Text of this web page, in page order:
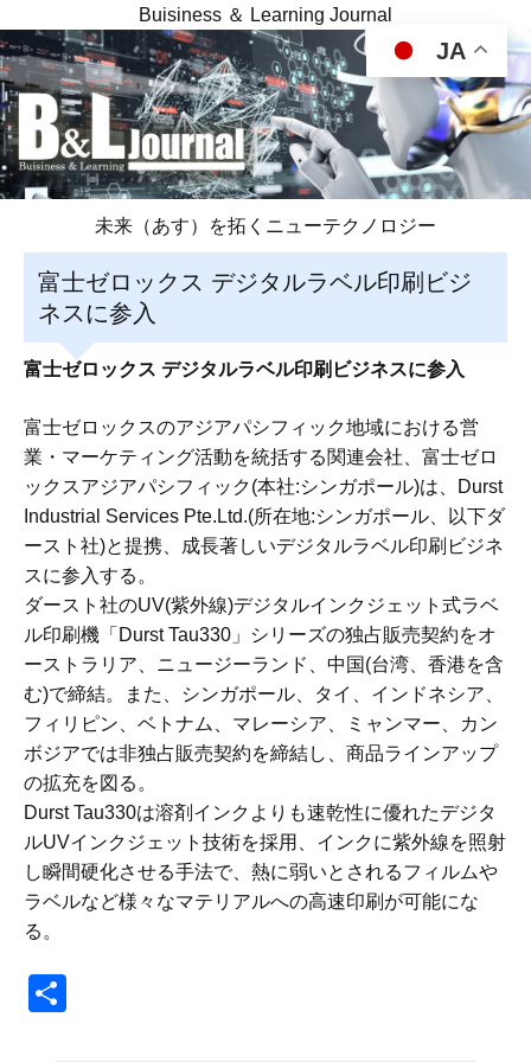
Buisiness ＆ Learning Journal
未来（あす）を拓くニューテクノロジー
富士ゼロックス デジタルラベル印刷ビジ
ネスに参入
富士ゼロックス デジタルラベル印刷ビジネスに参入
富士ゼロックスのアジアパシフィック地域における営
業・マーケティング活動を統括する関連会社、富士ゼロ
ックスアジアパシフィック(本社:シンガポール)は、Durst
Industrial Services Pte.Ltd.(所在地:シンガポール、以下ダ
ースト社)と提携、成長著しいデジタルラベル印刷ビジネ
スに参入する。
ダースト社のUV(紫外線)デジタルインクジェット式ラベ
ル印刷機「Durst Tau330」シリーズの独占販売契約をオ
ーストラリア、ニュージーランド、中国(台湾、香港を含
む)で締結。また、シンガポール、タイ、インドネシア、
フィリピン、ベトナム、マレーシア、ミャンマー、カン
ボジアでは非独占販売契約を締結し、商品ラインアップ
の拡充を図る。
Durst Tau330は溶剤インクよりも速乾性に優れたデジタ
ルUVインクジェット技術を採用、インクに紫外線を照射
し瞬間硬化させる手法で、熱に弱いとされるフィルムや
ラベルなど様々なマテリアルへの高速印刷が可能にな
る。
JA